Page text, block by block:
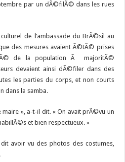
par un dÃ©filÃ© dans les rues
de l’ambassade du BrÃ©sil au
des mesures avaient Ã©tÃ© prises
de la population Ã majoritÃ©
devaient ainsi dÃ©filer dans des
les parties du corps, et non courts
dans la samba.
», a-t-il dit. « On avait prÃ©vu un
et bien respectueux. »
dit avoir vu des photos des costumes,